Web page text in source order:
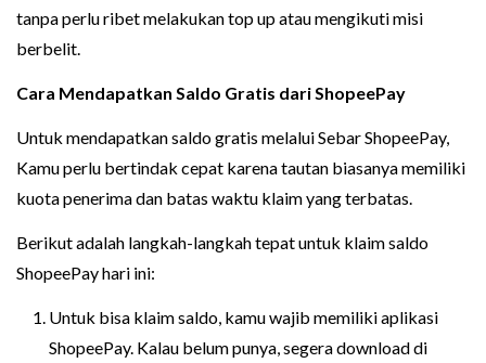
tanpa perlu ribet melakukan top up atau mengikuti misi
berbelit.
Cara Mendapatkan Saldo Gratis dari ShopeePay
Untuk mendapatkan saldo gratis melalui Sebar ShopeePay,
Kamu perlu bertindak cepat karena tautan biasanya memiliki
kuota penerima dan batas waktu klaim yang terbatas.
Berikut adalah langkah-langkah tepat untuk klaim saldo
ShopeePay hari ini:
Untuk bisa klaim saldo, kamu wajib memiliki aplikasi
ShopeePay. Kalau belum punya, segera download di